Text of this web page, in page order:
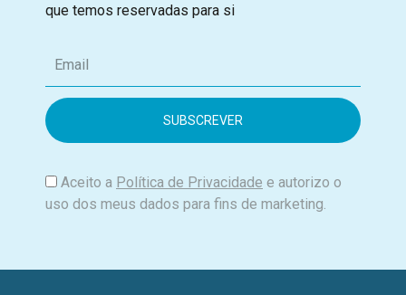
que temos reservadas para si
m
i
Aceito a Política de Privacidade e autorizo o
uso dos meus dados para fins de marketing.